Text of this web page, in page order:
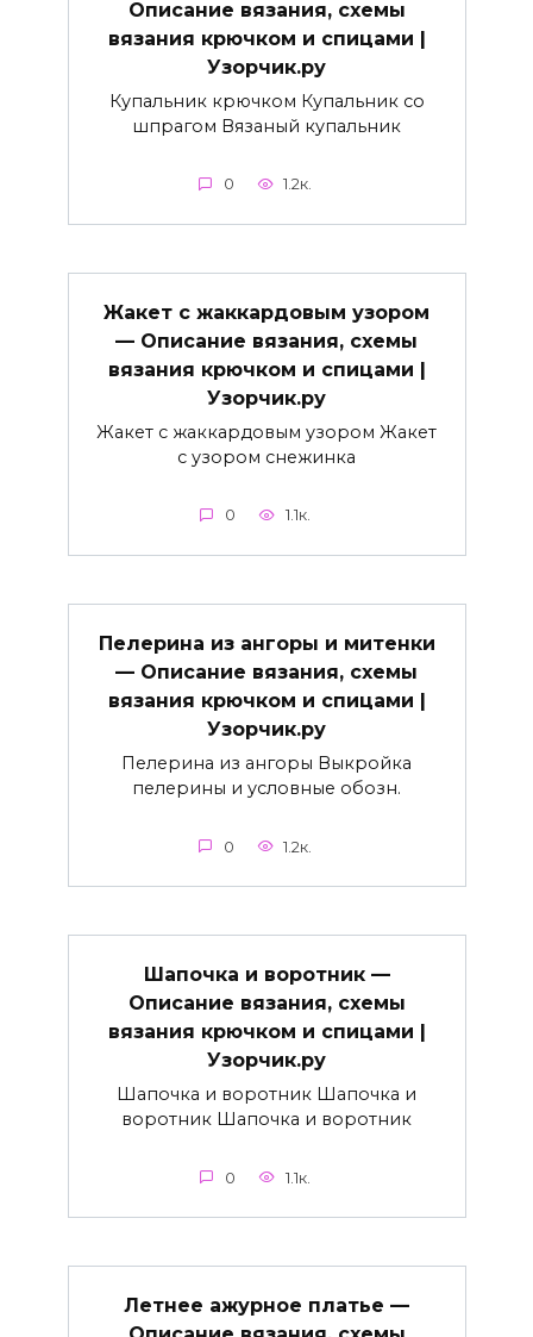
Описание вязания, схемы
вязания крючком и спицами |
Узорчик.ру
Купальник крючком Купальник со
шпрагом Вязаный купальник
0 1.2к.
Жакет с жаккардовым узором
— Описание вязания, схемы
вязания крючком и спицами |
Узорчик.ру
Жакет с жаккардовым узором Жакет
с узором снежинка
0 1.1к.
Пелерина из ангоры и митенки
— Описание вязания, схемы
вязания крючком и спицами |
Узорчик.ру
Пелерина из ангоры Выкройка
пелерины и условные обозн.
0 1.2к.
Шапочка и воротник —
Описание вязания, схемы
вязания крючком и спицами |
Узорчик.ру
Шапочка и воротник Шапочка и
воротник Шапочка и воротник
0 1.1к.
Летнее ажурное платье —